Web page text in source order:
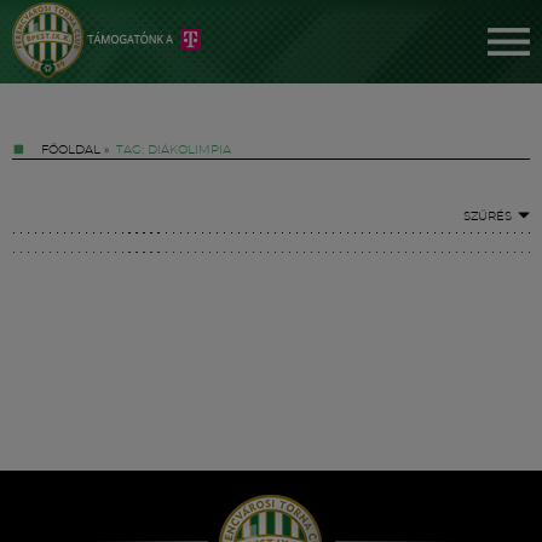
FŐOLDAL » TAG: DIÁKOLIMPIA
SZŰRÉS
Hírek